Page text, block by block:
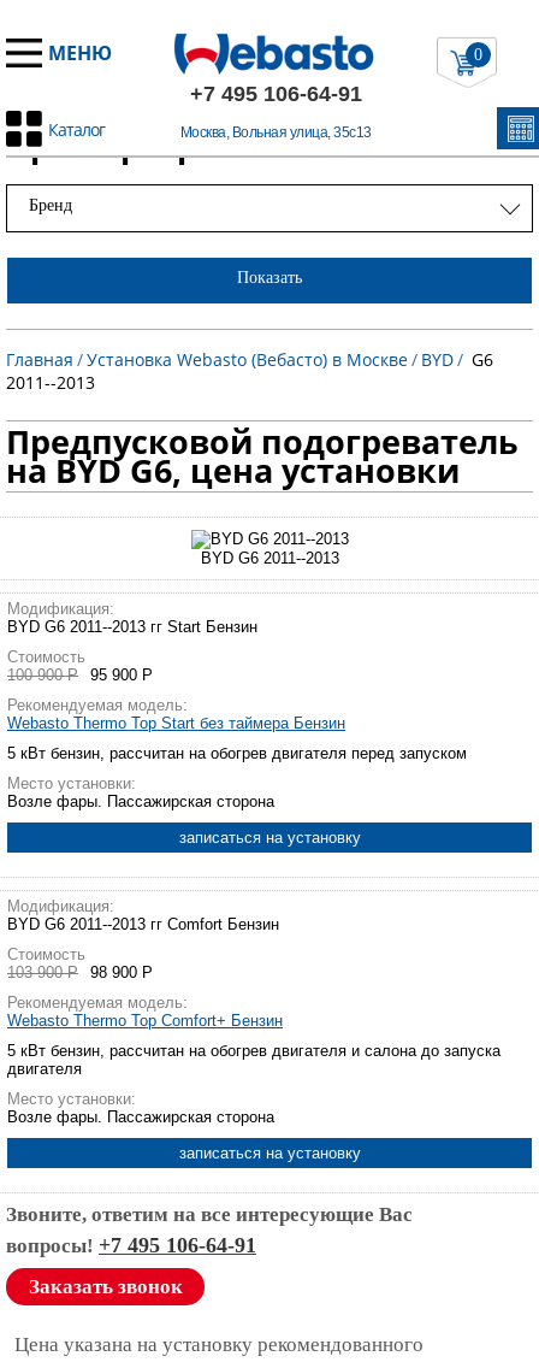
МЕНЮ
+7 495 106-64-91
Москва, Вольная улица, 35с13
Каталог
0
Примеры работ
Бренд
Показать
Главная /Установка Webasto (Вебасто) в Москве/ BYD/ G6
2011--2013
Предпусковой подогреватель
на BYD G6, цена установки
BYD G6 2011--2013
Модификация:
BYD G6 2011--2013 гг Start Бензин
Стоимость
100 900 Р
95 900 Р
Рекомендуемая модель:
Webasto Thermo Top Start без таймера Бензин
5 кВт бензин, рассчитан на обогрев двигателя перед запуском
Место установки:
Возле фары. Пассажирская сторона
записаться на установку
Модификация:
BYD G6 2011--2013 гг Comfort Бензин
Стоимость
103 900 Р
98 900 Р
Рекомендуемая модель:
Webasto Thermo Top Comfort+ Бензин
5 кВт бензин, рассчитан на обогрев двигателя и салона до запуска
двигателя
Место установки:
Возле фары. Пассажирская сторона
записаться на установку
Звоните, ответим на все интересующие Вас
вопросы! +7 495 106-64-91
Заказать звонок
Цена указана на установку рекомендованного